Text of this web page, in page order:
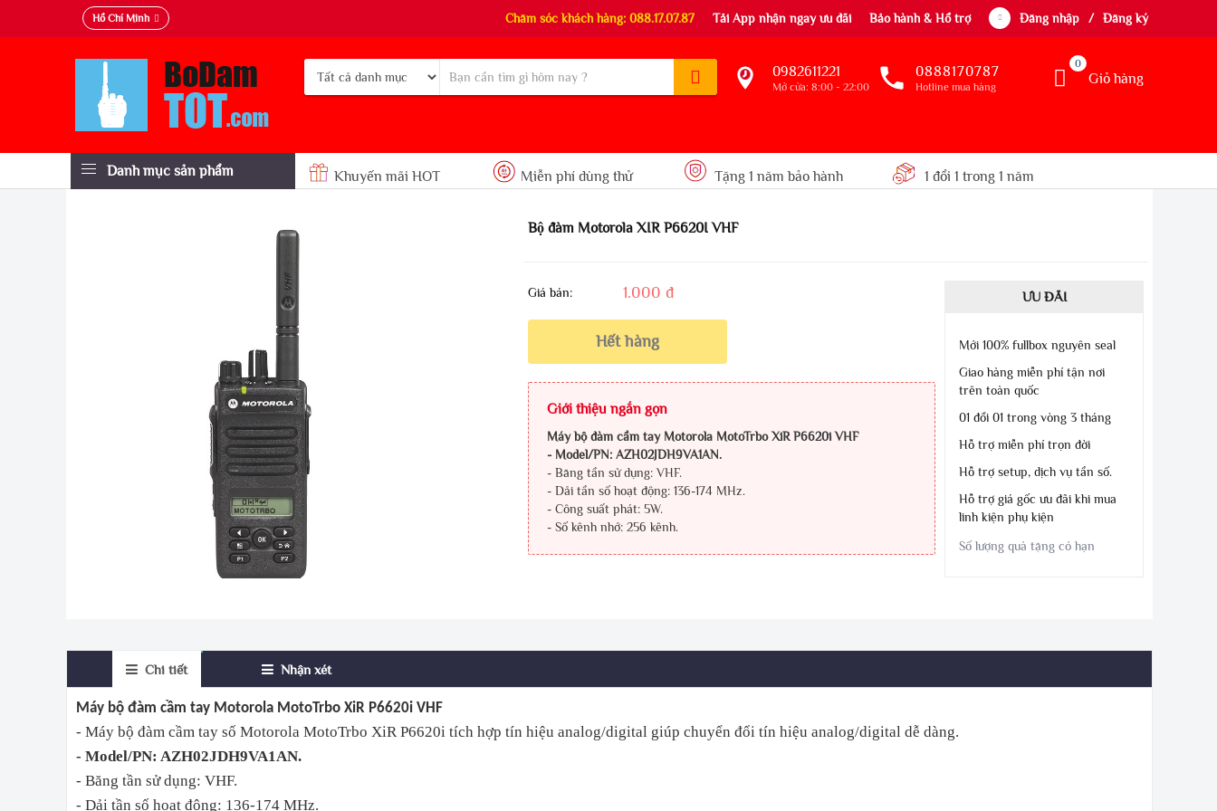
Hồ Chí Minh Chăm sóc khách hàng: 088.17.07.87 Tải App nhận ngay ưu đãi Bảo hành & Hổ trợ Đăng nhập / Đăng ký
0982611221
Mở cửa: 8:00 - 22:00
0888170787
Hotline mua hàng Giỏ hàng
0
Danh mục sản phẩm Khuyến mãi HOT Miễn phí dùng thử Tặng 1 năm bảo hành 1 đổi 1 trong 1 năm
Bộ đàm Motorola XIR P6620I VHF
Giá bán: 1.000 đ
Hết hàng
Giới thiệu ngắn gọn
Máy bộ đàm cầm tay Motorola MotoTrbo XiR P6620i VHF
- Model/PN: AZH02JDH9VA1AN.
- Băng tần sử dụng: VHF.
- Dải tần số hoạt động: 136-174 MHz.
- Công suất phát: 5W.
- Số kênh nhớ: 256 kênh.
ƯU ĐÃI
Mới 100% fullbox nguyên seal
Giao hàng miễn phí tận nơi
trên toàn quốc
01 đổi 01 trong vòng 3 tháng
Hỗ trợ miễn phí trọn đời
Hỗ trợ setup, dịch vụ tần số.
Hỗ trợ giá gốc ưu đãi khi mua
linh kiện phụ kiện
Số lượng quà tặng có hạn
Chi tiết Nhận xét
Máy bộ đàm cầm tay Motorola MotoTrbo XiR P6620i VHF
- Máy bộ đàm cầm tay số Motorola MotoTrbo XiR P6620i tích hợp tín hiệu analog/digital giúp chuyển đổi tín hiệu analog/digital dễ dàng.
- Model/PN: AZH02JDH9VA1AN.
- Băng tần sử dụng: VHF.
- Dải tần số hoạt động: 136-174 MHz.